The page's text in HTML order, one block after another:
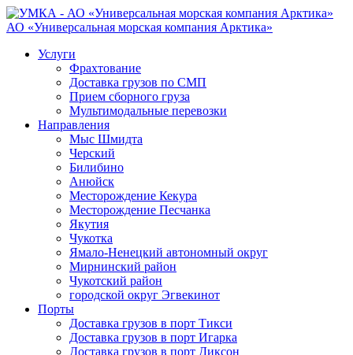
АО «Универсальная морская компания Арктика»
Услуги
Фрахтование
Доставка грузов по СМП
Прием сборного груза
Мультимодальные перевозки
Направления
Мыс Шмидта
Черский
Билибино
Анюйск
Месторождение Кекура
Месторождение Песчанка
Якутия
Чукотка
Ямало-Ненецкий автономный округ
Мирнинский район
Чукотский район
городской округ Эгвекинот
Порты
Доставка грузов в порт Тикси
Доставка грузов в порт Игарка
Доставка грузов в порт Диксон